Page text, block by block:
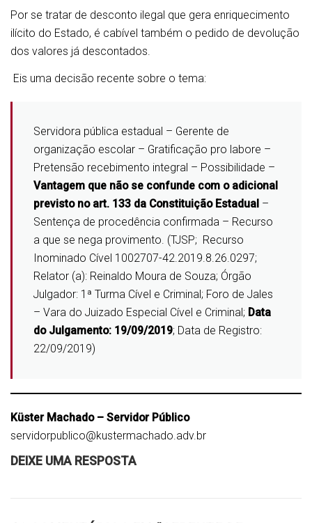
Por se tratar de desconto ilegal que gera enriquecimento
ilícito do Estado, é cabível também o pedido de devolução
dos valores já descontados.
Eis uma decisão recente sobre o tema:
Servidora pública estadual – Gerente de
organização escolar – Gratificação pro labore –
Pretensão recebimento integral – Possibilidade –
Vantagem que não se confunde com o adicional
previsto no art. 133 da Constituição Estadual –
Sentença de procedência confirmada – Recurso
a que se nega provimento. (TJSP; Recurso
Inominado Cível 1002707-42.2019.8.26.0297;
Relator (a): Reinaldo Moura de Souza; Órgão
Julgador: 1ª Turma Cível e Criminal; Foro de Jales
– Vara do Juizado Especial Cível e Criminal; Data
do Julgamento: 19/09/2019; Data de Registro:
22/09/2019)
Küster Machado – Servidor Público
servidorpublico@kustermachado.adv.br
DEIXE UMA RESPOSTA